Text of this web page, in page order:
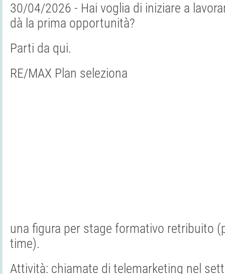
30/04/2026 - Hai voglia di iniziare a
dà la prima opportunità?
Parti da qui.
RE/MAX Plan seleziona
una figura per stage formativo retribuito
time).
Attività: chiamate di telemarketing nel